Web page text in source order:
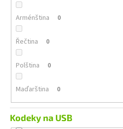
Arménština 0
Řečtina 0
Polština 0
Maďarština 0
Kodeky na USB